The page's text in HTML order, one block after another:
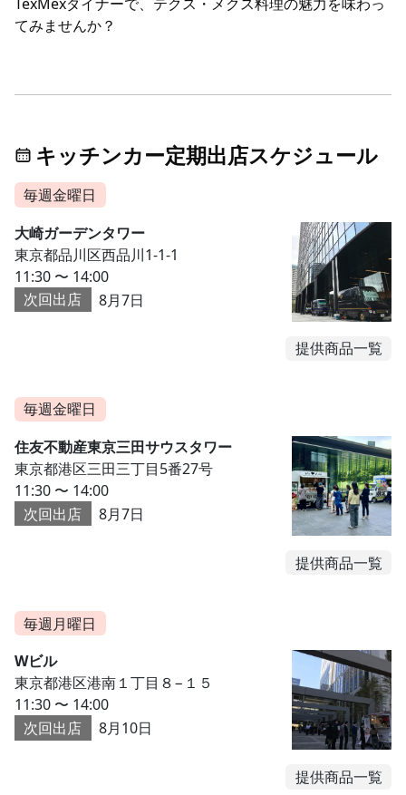
てみませんか？
キッチンカー定期出店スケジュール
毎週金曜日
大崎ガーデンタワー
東京都品川区西品川1-1-1
11:30 〜 14:00
次回出店
8月7日
提供商品一覧
毎週金曜日
住友不動産東京三田サウスタワー
東京都港区三田三丁目5番27号
11:30 〜 14:00
次回出店
8月7日
提供商品一覧
毎週月曜日
Wビル
東京都港区港南１丁目８−１５
11:30 〜 14:00
次回出店
8月10日
提供商品一覧